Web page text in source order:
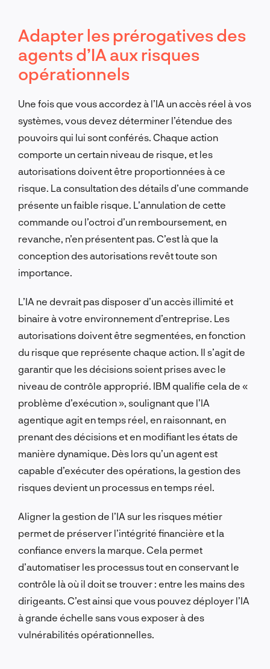
Adapter les prérogatives des
agents d’IA aux risques
opérationnels
Une fois que vous accordez à l’IA un accès réel à vos
systèmes, vous devez déterminer l’étendue des
pouvoirs qui lui sont conférés. Chaque action
comporte un certain niveau de risque, et les
autorisations doivent être proportionnées à ce
risque. La consultation des détails d’une commande
présente un faible risque. L’annulation de cette
commande ou l’octroi d’un remboursement, en
revanche, n’en présentent pas. C’est là que la
conception des autorisations revêt toute son
importance.
L’IA ne devrait pas disposer d’un accès illimité et
binaire à votre environnement d’entreprise. Les
autorisations doivent être segmentées, en fonction
du risque que représente chaque action. Il s’agit de
garantir que les décisions soient prises avec le
niveau de contrôle approprié. IBM qualifie cela de «
problème d’exécution », soulignant que l’IA
agentique agit en temps réel, en raisonnant, en
prenant des décisions et en modifiant les états de
manière dynamique. Dès lors qu’un agent est
capable d’exécuter des opérations, la gestion des
risques devient un processus en temps réel.
Aligner la gestion de l’IA sur les risques métier
permet de préserver l’intégrité financière et la
confiance envers la marque. Cela permet
d’automatiser les processus tout en conservant le
contrôle là où il doit se trouver : entre les mains des
dirigeants. C’est ainsi que vous pouvez déployer l’IA
à grande échelle sans vous exposer à des
vulnérabilités opérationnelles.